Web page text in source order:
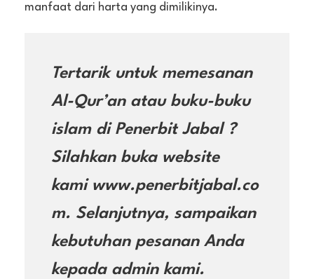
manfaat dari harta yang dimilikinya.
Tertarik untuk memesanan
Al-Qur’an atau buku-buku
islam di Penerbit Jabal ?
Silahkan buka website
kami www.penerbitjabal.co
m. Selanjutnya, sampaikan
kebutuhan pesanan Anda
kepada admin kami.